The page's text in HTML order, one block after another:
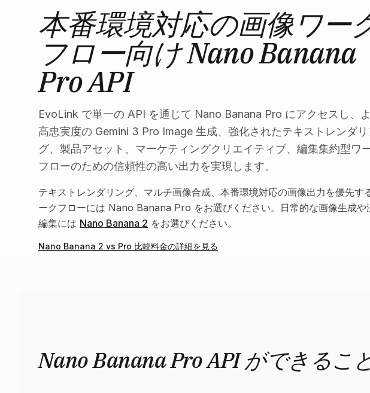
本番環境対応の画像ワー
フロー向け Nano Banana
Pro API
EvoLink で単一の API を通じて Nano Banana Pro にアクセスし、
高忠実度の Gemini 3 Pro Image 生成、強化されたテキストレンダリ
グ、製品アセット、マーケティングクリエイティブ、編集集約型ワ
フローのための信頼性の高い出力を実現します。
テキストレンダリング、マルチ画像合成、本番環境対応の画像出力を優先す
ークフローには Nano Banana Pro をお選びください。日常的な画像生成や
編集には Nano Banana 2 をお選びください。
Nano Banana 2 vs Pro 比較料金の詳細を見る
Nano Banana Pro API ができるこ